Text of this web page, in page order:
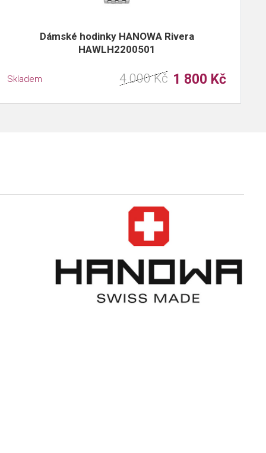
Dámské hodinky HANOWA Rivera
HAWLH2200501
Skladem 4 000 Kč 1 800 Kč